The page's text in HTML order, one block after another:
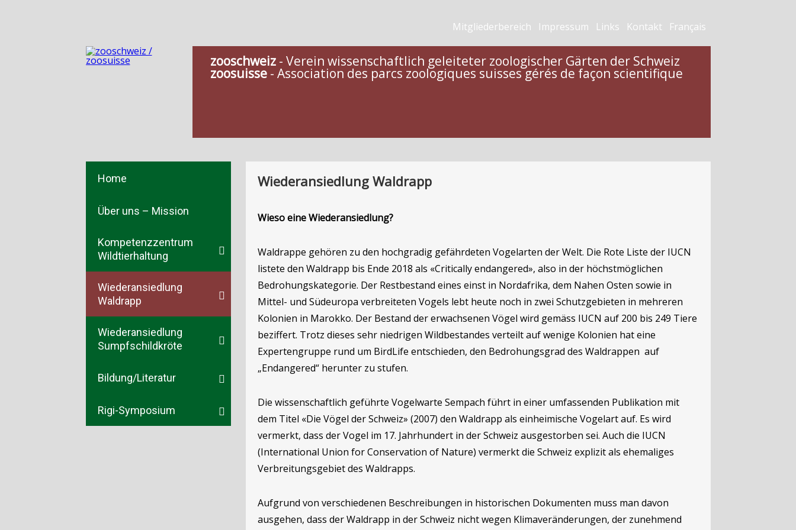
Mitgliederbereich Impressum Links Kontakt Français
zooschweiz- Verein wissenschaftlich geleiteter zoologischer Gärten der Schweiz
zoosuisse- Association des parcs zoologiques suisses gérés de façon scientifique
Home
Über uns – Mission
Kompetenzzentrum
Wildtierhaltung
Wiederansiedlung
Waldrapp
Wiederansiedlung
Sumpfschildkröte
Bildung/Literatur
Rigi-Symposium
Wiederansiedlung Waldrapp
Wieso eine Wiederansiedlung?
Waldrappe gehören zu den hochgradig gefährdeten Vogelarten der Welt. Die Rote Liste der IUCN
listete den Waldrapp bis Ende 2018 als «Critically endangered», also in der höchstmöglichen
Bedrohungskategorie. Der Restbestand eines einst in Nordafrika, dem Nahen Osten sowie in
Mittel- und Südeuropa verbreiteten Vogels lebt heute noch in zwei Schutzgebieten in mehreren
Kolonien in Marokko. Der Bestand der erwachsenen Vögel wird gemäss IUCN auf 200 bis 249 Tiere
beziffert. Trotz dieses sehr niedrigen Wildbestandes verteilt auf wenige Kolonien hat eine
Expertengruppe rund um BirdLife entschieden, den Bedrohungsgrad des Waldrappen auf
„Endangered“ herunter zu stufen.
Die wissenschaftlich geführte Vogelwarte Sempach führt in einer umfassenden Publikation mit
dem Titel «Die Vögel der Schweiz» (2007) den Waldrapp als einheimische Vogelart auf. Es wird
vermerkt, dass der Vogel im 17. Jahrhundert in der Schweiz ausgestorben sei. Auch die IUCN
(International Union for Conservation of Nature) vermerkt die Schweiz explizit als ehemaliges
Verbreitungsgebiet des Waldrapps.
Aufgrund von verschiedenen Beschreibungen in historischen Dokumenten muss man davon
ausgehen, dass der Waldrapp in der Schweiz nicht wegen Klimaveränderungen, der zunehmend